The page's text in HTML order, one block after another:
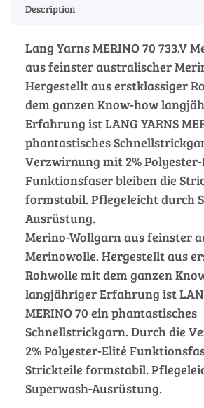
Description
Lang Yarns MERINO 70 733.V
aus feinster australischer
Hergestellt aus erstklassiger
dem ganzen Know-how
Erfahrung ist LANG YARNS
phantastisches
Verzwirnung mit 2%
Funktionsfaser bleiben die
formstabil. Pflegeleicht durch
Ausrüstung.
Merino-Wollgarn aus feinster
Merinowolle. Hergestellt aus
Rohwolle mit dem ganzen
langjähriger Erfahrung ist
MERINO 70 ein phantastisches
Schnellstrickgarn. Durch die
2% Polyester-Elité
Strickteile formstabil.
Superwash-Ausrüstung.